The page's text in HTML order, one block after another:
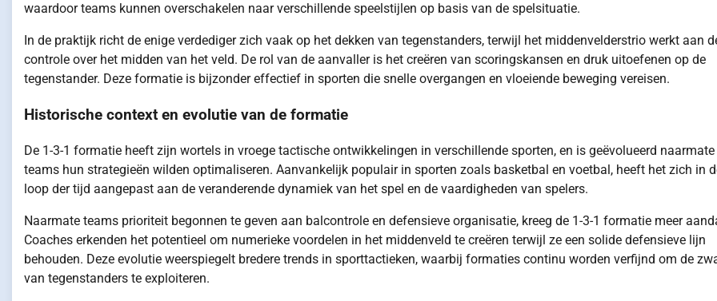
waardoor teams kunnen overschakelen naar verschillende speelstijlen op basis van de spelsituatie.
In de praktijk richt de enige verdediger zich vaak op het dekken van tegenstanders, terwijl het middenvelderstrio werkt aan
controle over het midden van het veld. De rol van de aanvaller is het creëren van scoringskansen en druk uitoefenen op de
tegenstander. Deze formatie is bijzonder effectief in sporten die snelle overgangen en vloeiende beweging vereisen.
Historische context en evolutie van de formatie
De 1-3-1 formatie heeft zijn wortels in vroege tactische ontwikkelingen in verschillende sporten, en is geëvolueerd naarmate
teams hun strategieën wilden optimaliseren. Aanvankelijk populair in sporten zoals basketbal en voetbal, heeft het zich in
loop der tijd aangepast aan de veranderende dynamiek van het spel en de vaardigheden van spelers.
Naarmate teams prioriteit begonnen te geven aan balcontrole en defensieve organisatie, kreeg de 1-3-1 formatie meer
Coaches erkenden het potentieel om numerieke voordelen in het middenveld te creëren terwijl ze een solide defensieve lijn
behouden. Deze evolutie weerspiegelt bredere trends in sporttactieken, waarbij formaties continu worden verfijnd om de
van tegenstanders te exploiteren.